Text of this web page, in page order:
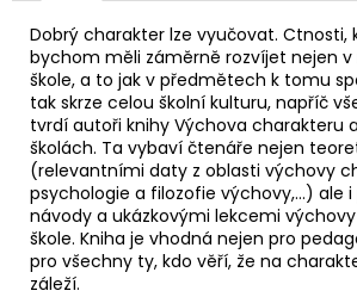
Dobrý charakter lze vyučovat. Ctnosti,
bychom měli záměrně rozvíjet nejen v
škole, a to jak v předmětech k tomu
tak skrze celou školní kulturu, napříč
tvrdí autoři knihy Výchova charakteru
školách. Ta vybaví čtenáře nejen
(relevantními daty z oblasti výchovy
psychologie a filozofie výchovy,…) ale
návody a ukázkovými lekcemi
škole. Kniha je vhodná nejen pro
pro všechny ty, kdo věří, že na
záleží.